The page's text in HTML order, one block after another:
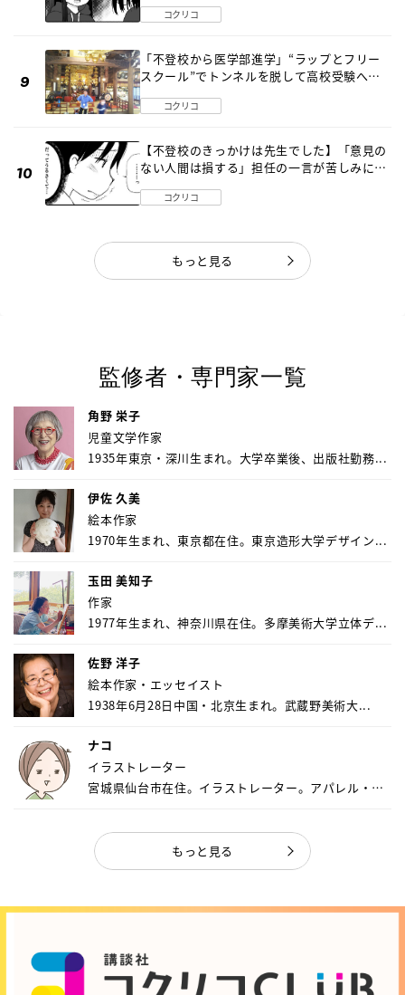
コクリコ
「不登校から医学部進学」“ラップとフリー
スクール”でトンネルを脱して高校受験へ
コクリコ
【不登校のきっかけは先生でした】「意見の
ない人間は損する」担任の一言が苦しみに…
コクリコ
もっと見る
監修者・専門家一覧
角野 栄子
児童文学作家
1935年東京・深川生まれ。大学卒業後、出版社勤務...
伊佐 久美
絵本作家
1970年生まれ、東京都在住。東京造形大学デザイン...
玉田 美知子
作家
1977年生まれ、神奈川県在住。多摩美術大学立体デ...
佐野 洋子
絵本作家・エッセイスト
1938年6月28日中国・北京生まれ。武蔵野美術大...
ナコ
イラストレーター
宮城県仙台市在住。イラストレーター。アパレル・キ
もっと見る